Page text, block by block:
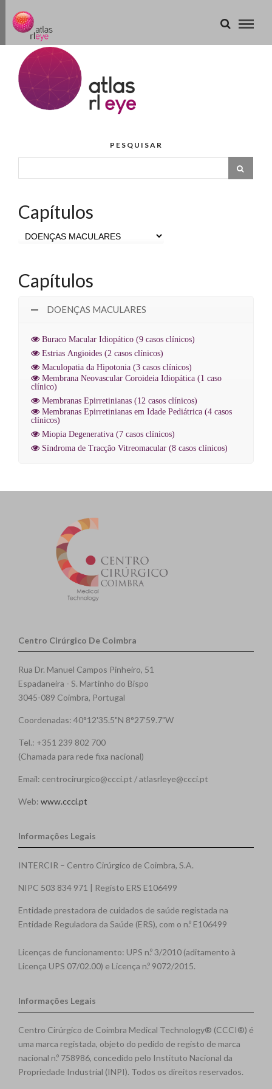
PESQUISAR
Capítulos
Capítulos
DOENÇAS MACULARES
Buraco Macular Idiopático (9 casos clínicos)
Estrias Angioides (2 casos clínicos)
Maculopatia da Hipotonia (3 casos clínicos)
Membrana Neovascular Coroideia Idiopática (1 caso
clínico)
Membranas Epirretinianas (12 casos clínicos)
Membranas Epirretinianas em Idade Pediátrica (4 casos
clínicos)
Miopia Degenerativa (7 casos clínicos)
Síndroma de Tracção Vitreomacular (8 casos clínicos)
Centro Cirúrgico De Coimbra
Rua Dr. Manuel Campos Pinheiro, 51
Espadaneira - S. Martinho do Bispo
3045-089 Coimbra, Portugal
Coordenadas: 40°12'35.5"N 8°27'59.7"W
Tel.: +351 239 802 700
(Chamada para rede fixa nacional)
Email: centrocirurgico@ccci.pt / atlasrleye@ccci.pt
Web: www.ccci.pt
Informações Legais
INTERCIR – Centro Cirúrgico de Coimbra, S.A.
NIPC 503 834 971 | Registo ERS E106499
Entidade prestadora de cuidados de saúde registada na
Entidade Reguladora da Saúde (ERS), com o n.º E106499
Licenças de funcionamento: UPS n.º 3/2010 (aditamento à
Licença UPS 07/02.00) e Licença n.º 9072/2015.
Informações Legais
Centro Cirúrgico de Coimbra Medical Technology® (CCCI®) é
uma marca registada, objeto do pedido de registo de marca
nacional n.º 758986, concedido pelo Instituto Nacional da
Propriedade Industrial (INPI). Todos os direitos reservados.